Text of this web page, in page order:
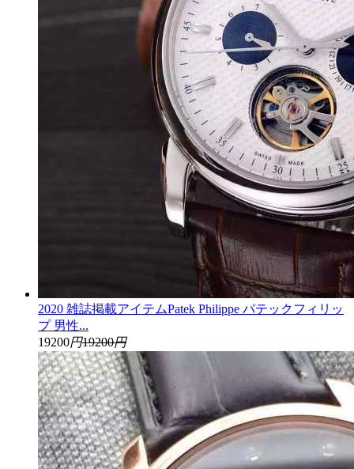
2020 雑誌掲載アイテムPatek Philippe パテックフィリッ
プ 男性...
19200円19200円